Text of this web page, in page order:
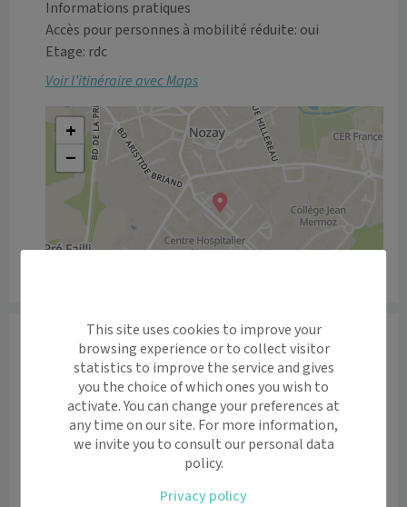
Informations pratiques
Accès pour personnes à mobilité réduite: oui
Etage: rdc
Voir l’itinéraire avec Maps
+
−
Informations
Le Docteur Bujoli, médecin généraliste, reçoit les
enfants et les adultes pour tous types de soins
médicaux généraux (consultation, contrôle annuel,
vaccination, bilan de santé). Elle assure également un
suivi des patients dans le temps et les oriente vers des
médecins spécialistes en cas de besoin.
This site uses cookies to improve your
browsing experience or to collect visitor
statistics to improve the service and gives
you the choice of which ones you wish to
activate. You can change your preferences at
any time on our site. For more information,
we invite you to consult our personal data
policy.
Privacy policy